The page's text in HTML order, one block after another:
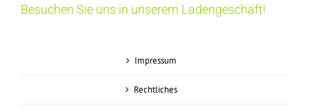
Besuchen Sie uns in unserem Ladengeschäft!
Impressum
Rechtliches